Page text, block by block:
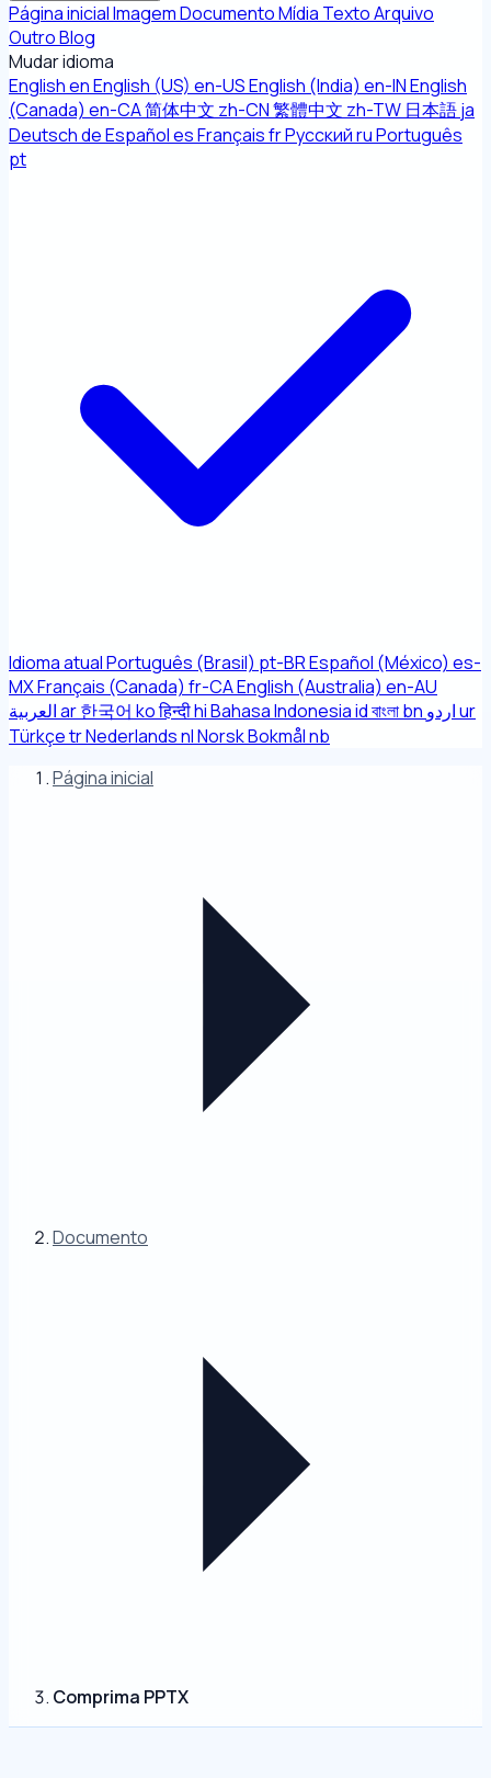
Página inicialImagemDocumentoMídia TextoArquivo
OutroBlog
Mudar idioma
EnglishenEnglish (US) en-USEnglish (India) en-INEnglish
(Canada) en-CA简体中文 zh-CN繁體中文 zh-TW 日本語ja
DeutschdeEspañolesFrançaisfrРусскийruPortuguês
pt
Idioma atualPortuguês (Brasil) pt-BREspañol (México) es-
MXFrançais (Canada) fr-CAEnglish (Australia) en-AU
العربيةar한국어 koहिन्दीhiBahasa Indonesiaidবাংলাbn اردوur
TürkçetrNederlandsnlNorsk Bokmålnb
Página inicial
Documento
Comprima PPTX